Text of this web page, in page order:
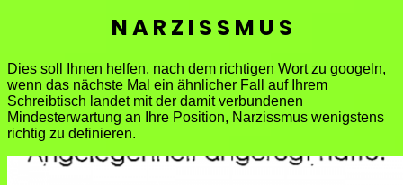
N A R Z I S S M U S
Dies soll Ihnen helfen, nach dem richtigen Wort zu googeln,
wenn das nächste Mal ein ähnlicher Fall auf Ihrem
Schreibtisch landet mit der damit verbundenen
Mindesterwartung an Ihre Position, Narzissmus wenigstens
richtig zu definieren.